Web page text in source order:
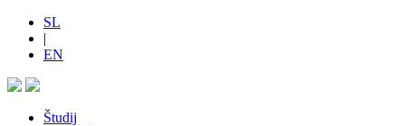
SL
|
EN
Študij